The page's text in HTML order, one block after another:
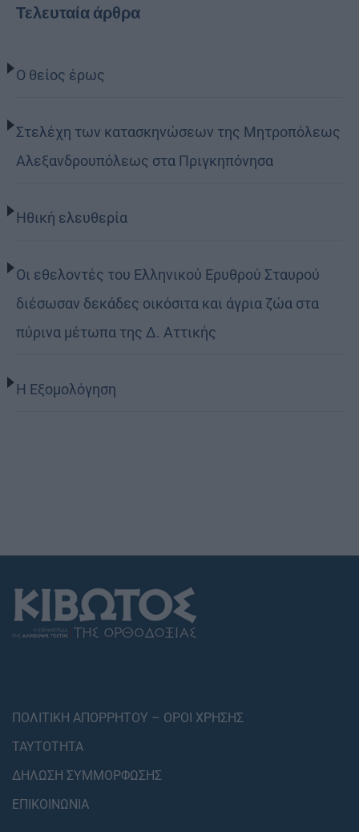
Τελευταία άρθρα
Ο θείος έρως
Στελέχη των κατασκηνώσεων της Μητροπόλεως
Αλεξανδρουπόλεως στα Πριγκηπόνησα
Ηθική ελευθερία
Οι εθελοντές του Ελληνικού Ερυθρού Σταυρού
διέσωσαν δεκάδες οικόσιτα και άγρια ζώα στα
πύρινα μέτωπα της Δ. Αττικής
Η Εξομολόγηση
ΠΟΛΙΤΙΚΗ ΑΠΟΡΡΗΤΟΥ – ΟΡΟΙ ΧΡΗΣΗΣ
ΤΑΥΤΟΤΗΤΑ
ΔΗΛΩΣΗ ΣΥΜΜΟΡΦΩΣΗΣ
ΕΠΙΚΟΙΝΩΝΙΑ